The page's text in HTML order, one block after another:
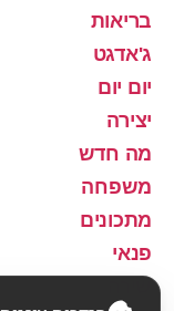
בריאות
ג'אדגט
יום יום
יצירה
מה חדש
משפחה
מתכונים
פנאי